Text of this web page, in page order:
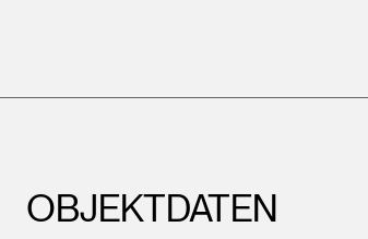
OBJEKTDATEN